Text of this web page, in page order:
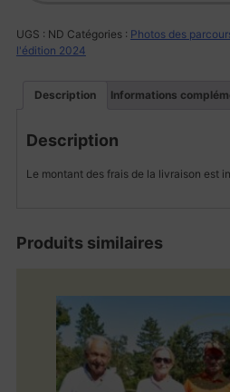
UGS : ND Catégories : Photos des
l'édition 2024
Description Informations
Description
Le montant des frais de la livraison est
Produits similaires